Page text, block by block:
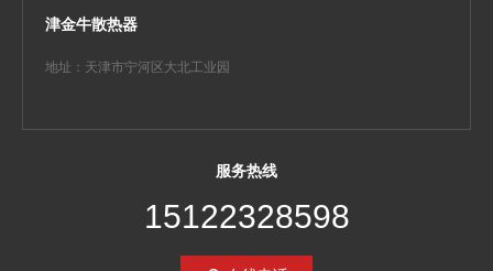
津金牛散热器
地址：天津市宁河区大北工业园
服务热线
15122328598